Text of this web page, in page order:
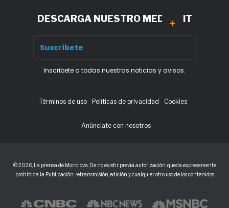
DESCARGA NUESTRO MEDIA KIT
Inscribete a todas nuestras noticias y avisos.
Términos de uso Políticas de privacidad Cookies
Anúnciate con nosotros
© 2026, La prensa de Monclova. De no existir previa autorización, queda expresamente
prohibida la Publicación, retransmisión, edición y cualquier otro uso de los contenidos